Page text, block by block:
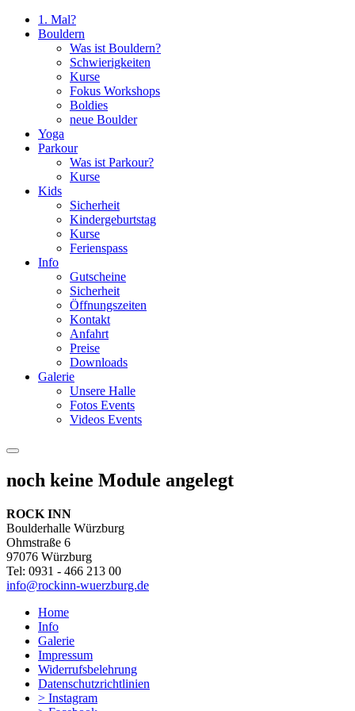
1. Mal?
Bouldern
Was ist Bouldern?
Schwierigkeiten
Kurse
Fokus Workshops
Boldies
neue Boulder
Yoga
Parkour
Was ist Parkour?
Kurse
Kids
Sicherheit
Kindergeburtstag
Kurse
Ferienspass
Info
Gutscheine
Sicherheit
Öffnungszeiten
Kontakt
Anfahrt
Preise
Downloads
Galerie
Unsere Halle
Fotos Events
Videos Events
noch keine Module angelegt
ROCK INN
Boulderhalle Würzburg
Ohmstraße 6
97076 Würzburg
Tel: 0931 - 466 213 00
info@rockinn-wuerzburg.de
Home
Info
Galerie
Impressum
Widerrufsbelehrung
Datenschutzrichtlinien
> Instagram